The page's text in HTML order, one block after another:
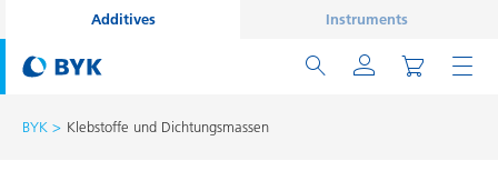
Additives Instruments
BYK Klebstoffe und Dichtungsmassen